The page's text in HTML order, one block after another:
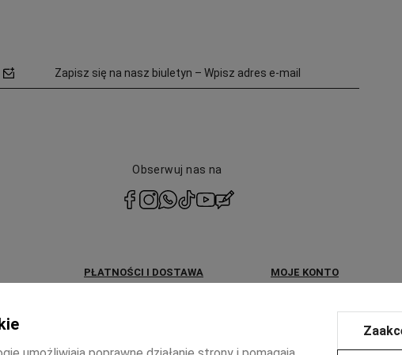
Zapisz się na nasz biuletyn – Wpisz adres e-mail
Obserwuj nas na
PŁATNOŚCI I DOSTAWA
Zwroty i reklamacje
MOJE KONTO